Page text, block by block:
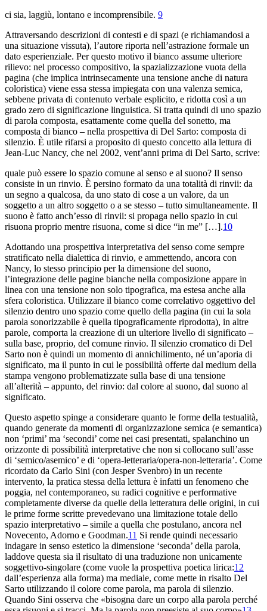
ci sia, laggiù, lontano e incomprensibile. 9
Attraversando descrizioni di contesti e di spazi (e richiamandosi a
una situazione vissuta), l’autore riporta nell’astrazione formale un
dato esperienziale. Per questo motivo il bianco assume ulteriore
rilievo: nel processo compositivo, la spazializzazione vuota della
pagina (che implica intrinsecamente una tensione anche di natura
coloristica) viene essa stessa impiegata con una valenza semica,
sebbene privata di contenuto verbale esplicito, e ridotta così a un
grado zero di significazione linguistica. Si tratta quindi di uno spazio
di parola composta, esattamente come quella del sonetto, ma
composta di bianco – nella prospettiva di Del Sarto: composta di
silenzio. È utile rifarsi a proposito di questo concetto alla lettura di
Jean-Luc Nancy, che nel 2002, vent’anni prima di Del Sarto, scrive:
quale può essere lo spazio comune al senso e al suono? Il senso
consiste in un rinvio. È persino formato da una totalità di rinvii: da
un segno a qualcosa, da uno stato di cose a un valore, da un
soggetto a un altro soggetto o a se stesso – tutto simultaneamente. Il
suono è fatto anch’esso di rinvii: si propaga nello spazio in cui
risuona proprio mentre risuona, come si dice “in me” […].10
Adottando una prospettiva interpretativa del senso come sempre
stratificato nella dialettica di rinvio, e ammettendo, ancora con
Nancy, lo stesso principio per la dimensione del suono,
l’integrazione delle pagine bianche nella composizione appare in
linea con una tensione non solo tipografica, ma estesa anche alla
sfera coloristica. Utilizzare il bianco come correlativo oggettivo del
silenzio dentro uno spazio come quello della pagina (in cui la sola
parola sonorizzabile è quella tipograficamente riprodotta), in altre
parole, comporta la creazione di un ulteriore livello di significato –
sulla base, proprio, del comune rinvio. Il silenzio cromatico di Del
Sarto non è quindi un momento di annichilimento, né un’aporia di
significato, ma il punto in cui le possibilità offerte dal medium della
stampa vengono problematizzate sulla base di una tensione
all’alterità – appunto, del rinvio: dal colore al suono, dal suono al
significato.
Questo aspetto spinge a considerare quanto le forme della testualità,
quando generate da momenti di organizzazione semica (e semantica)
non ‘primi’ ma ‘secondi’ come nei casi presentati, spalanchino un
orizzonte di possibilità interpretative che non si collocano sull’asse
di ‘semico/asemico’ e di ‘opera-letteraria/opera-non-letteraria’. Come
ricordato da Carlo Sini (con Jesper Svenbro) in un recente
intervento, la pratica stessa della lettura è infatti un fenomeno che
poggia, nel contemporaneo, su radici cognitive e performative
completamente diverse da quelle della letteratura delle origini, in cui
le prime forme scritte prevedevano una limitazione totale dello
spazio interpretativo – simile a quella che postulano, ancora nel
Novecento, Adorno e Goodman.11 Si rende quindi necessario
indagare in senso estetico la dimensione ‘seconda’ della parola,
laddove questa sia il risultato di una traduzione non unicamente
soggettivo-singolare (come vuole la prospettiva poetica lirica:12
dall’esperienza alla forma) ma mediale, come mette in risalto Del
Sarto utilizzando il colore come parola, ma parola di silenzio.
Quando Sini osserva che «bisogna dare un corpo alla parola perché